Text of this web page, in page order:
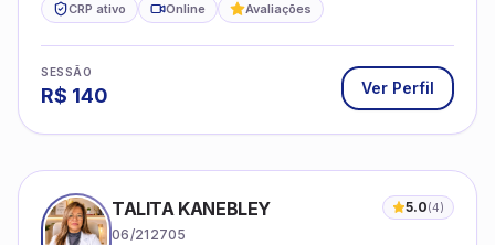
CRP ativo Online Avaliações
SESSÃO
R$ 140 Ver Perfil
TALITA KANEBLEY 5.0(4)
06/212705